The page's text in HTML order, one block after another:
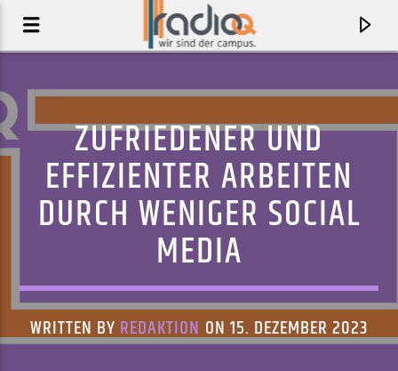
AKTUELLER TRACK
ZUFRIEDENER UND
EFFIZIENTER ARBEITEN
DURCH WENIGER SOCIAL
MEDIA
WRITTEN BY REDAKTION ON 15. DEZEMBER 2023